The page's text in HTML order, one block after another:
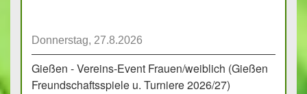
Donnerstag, 27.8.2026
Gießen - Vereins-Event Frauen/weiblich (Gießen
Freundschaftsspiele u. Turniere 2026/27)